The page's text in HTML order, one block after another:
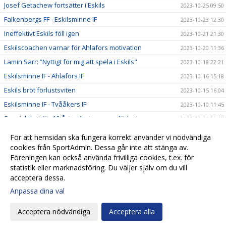
Josef Getachew fortsätter i Eskils 2023-10-25 09:50
Falkenbergs FF - Eskilsminne IF 2023-10-23 12:30
Ineffektivt Eskils föll igen 2023-10-21 21:30
Eskilscoachen varnar för Ahlafors motivation 2023-10-20 11:36
Lamin Sarr: ”Nyttigt för mig att spela i Eskils" 2023-10-18 22:21
Eskilsminne IF - Ahlafors IF 2023-10-16 15:18
Eskils bröt förlustsviten 2023-10-15 16:04
Eskilsminne IF - Tvååkers IF 2023-10-10 11:45
Succédebut för 19-årige Amir men ny förlust 2023-10-07 20:17
Eskils lyfter upp ny talang i A-truppen 2023-10-07 20:09
Eskilscoachen vill se en kvalitetshöjning 2023-10-06 11:04
Casper vägrar kasta in handduken 2023-10-05 10:59
Norrby IF - Eskilsminne IF
Andra raka förlusten och inga mål
Ljungskile SK - Eskilsminne IF
För att hemsidan ska fungera korrekt använder vi nödvändiga
cookies från SportAdmin. Dessa går inte att stänga av.
Föreningen kan också använda frivilliga cookies, t.ex. för
statistik eller marknadsföring. Du väljer själv om du vill
acceptera dessa.
Anpassa dina val
Acceptera nödvändiga Acceptera alla